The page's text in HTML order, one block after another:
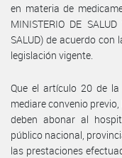
en materia de
MINISTERIO DE
SALUD) de acuerdo
legislación vigente.
Que el artículo 20 de la
mediare convenio
deben abonar al
público nacional,
las prestaciones